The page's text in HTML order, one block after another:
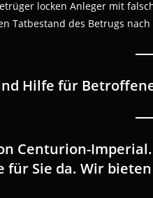
locken Anleger mit
Tatbestand des Betrugs nach
Hilfe für
Centurion-
für Sie da. Wir